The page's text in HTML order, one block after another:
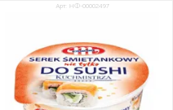
Арт: НФ-00002497